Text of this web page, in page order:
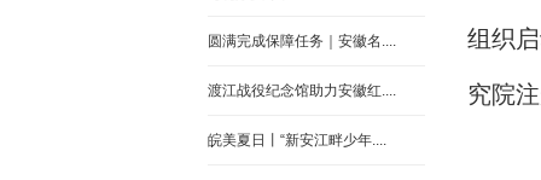
圆满完成保障任务｜安徽名....
渡江战役纪念馆助力安徽红....
皖美夏日丨“新安江畔少年....
组织
究院